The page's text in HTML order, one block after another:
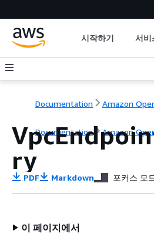
시작하기 서비
Documentation Amazon
Documentation Amazon
ry
PDF Markdown 포커스 모
이 페이지에서